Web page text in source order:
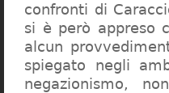
confronti di
si è però appreso
alcun
spiegato negli
negazionismo,